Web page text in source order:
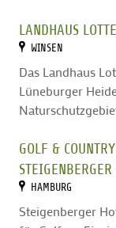
LANDHAUS
WINSEN
Das Landhaus
Lüneburger
GOLF &
HAMBURG
Steigenberger